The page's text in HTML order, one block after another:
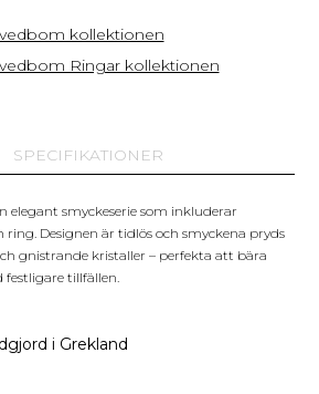
kollektionen
Ringar kollektionen
SPECIFIKATIONER
elegant smyckeserie som inkluderar
Designen är tidlös och smyckena pryds
gnistrande kristaller – perfekta att bära
tillfällen.
i Grekland